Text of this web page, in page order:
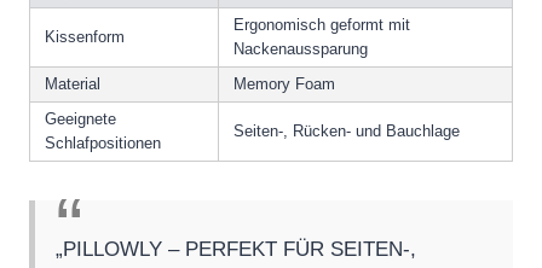
Kissenform
Ergonomisch geformt mit
Nackenaussparung
Material
Memory Foam
Geeignete
Schlafpositionen
Seiten-, Rücken- und Bauchlage
„PILLOWLY – PERFEKT FÜR SEITEN-,